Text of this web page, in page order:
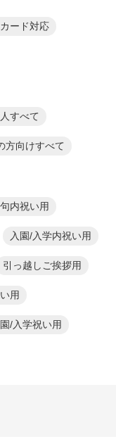
ード対応
すべて
方向けすべて
内祝い用
入園/入学内祝い用
引っ越しご挨拶用
用
/入学祝い用